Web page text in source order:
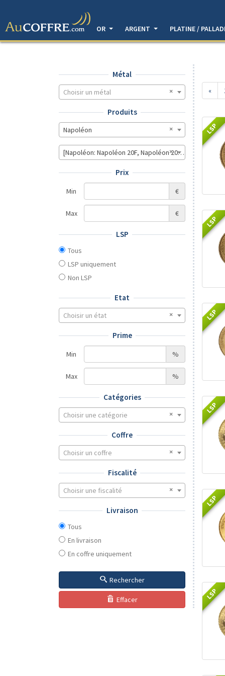
OR ARGENT PLATINE /
Métal
Choisir un métal
Produits
Napoléon
[Napoléon: Napoléon 20F, Napoléon 20F - Jeton]
Prix
Min €
Max €
LSP
Tous
LSP uniquement
Non LSP
Etat
Choisir un état
Prime
Min %
Max %
Catégories
Choisir une catégorie
Coffre
Choisir un coffre
Fiscalité
Choisir une fiscalité
Livraison
Tous
En livraison
En coffre uniquement
Rechercher
Effacer
«
LSP
LSP
LSP
LSP
LSP
LSP